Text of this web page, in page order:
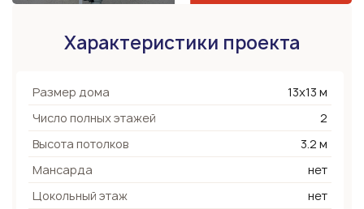
Характеристики проекта
Размер дома
13х13 м
Число полных этажей
2
Высота потолков
3.2 м
Мансарда
нет
Цокольный этаж
нет